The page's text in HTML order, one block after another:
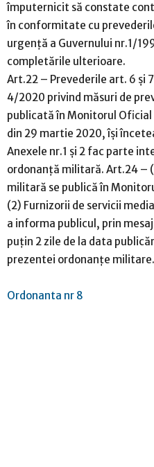
împuternicit să constate
în conformitate cu
urgență a Guvernului nr.1/
completările ulterioare.
Art.22 – Prevederile art. 6 și
4/2020 privind măsuri de
publicată în Monitorul Oficial
din 29 martie 2020, își
Anexele nr.1 și 2 fac parte
ordonanță militară. Art.24 –
militară se publică în
(2) Furnizorii de servicii
a informa publicul, prin
puțin 2 zile de la data
prezentei ordonanțe militare.
Ordonanta nr 8